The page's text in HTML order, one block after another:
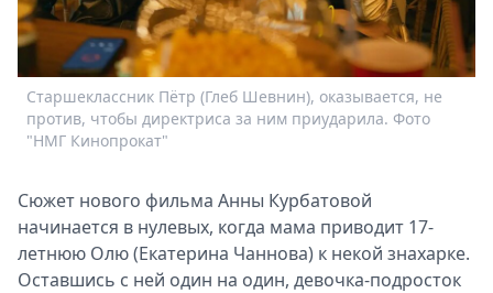
Звезды
Выборы
2026
Скачай
Metro
Старшеклассник Пётр (Глеб Шевнин), оказывается, не
против, чтобы директриса за ним приударила. Фото
"НМГ Кинопрокат"
Сюжет нового фильма Анны Курбатовой
начинается в нулевых, когда мама приводит 17-
летнюю Олю (Екатерина Чаннова) к некой знахарке.
Оставшись с ней один на один, девочка-подросток